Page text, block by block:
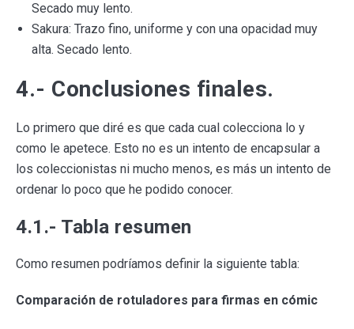
Secado muy lento.
Sakura: Trazo fino, uniforme y con una opacidad muy
alta. Secado lento.
4.- Conclusiones finales.
Lo primero que diré es que cada cual colecciona lo y
como le apetece. Esto no es un intento de encapsular a
los coleccionistas ni mucho menos, es más un intento de
ordenar lo poco que he podido conocer.
4.1.- Tabla resumen
Como resumen podríamos definir la siguiente tabla:
Comparación de rotuladores para firmas en cómic